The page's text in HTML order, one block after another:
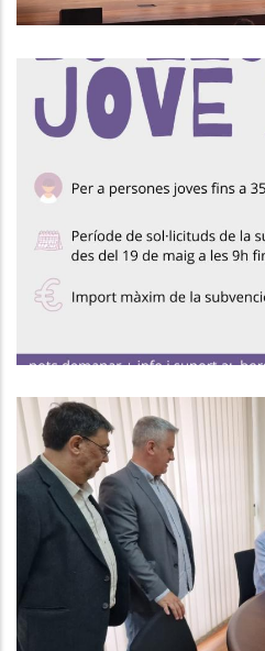
Convocatòria
Habitatge,
La Generalitat
Projecte Estratègic
Altres P.